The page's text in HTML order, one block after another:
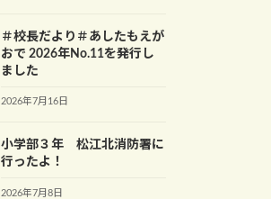
＃校長だより＃あしたもえが
おで 2026年No.11を発行し
ました
2026年7月16日
小学部３年 松江北消防署に
行ったよ！
2026年7月8日